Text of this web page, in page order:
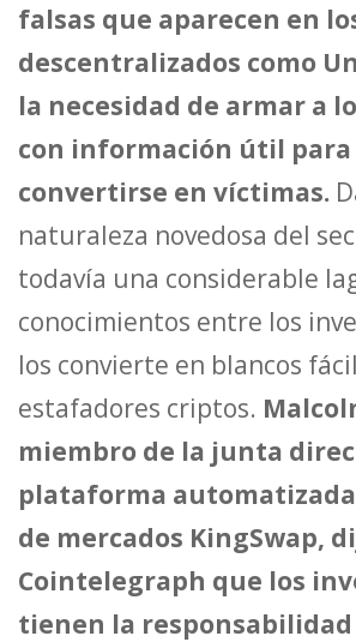
falsas que aparecen en
descentralizados como
la necesidad de armar a
con información útil
convertirse en víctimas.
naturaleza novedosa del
todavía una considerable
conocimientos entre los
los convierte en blancos
estafadores criptos.
miembro de la junta
plataforma
de mercados KingSwap,
Cointelegraph que los
tienen la responsabilidad